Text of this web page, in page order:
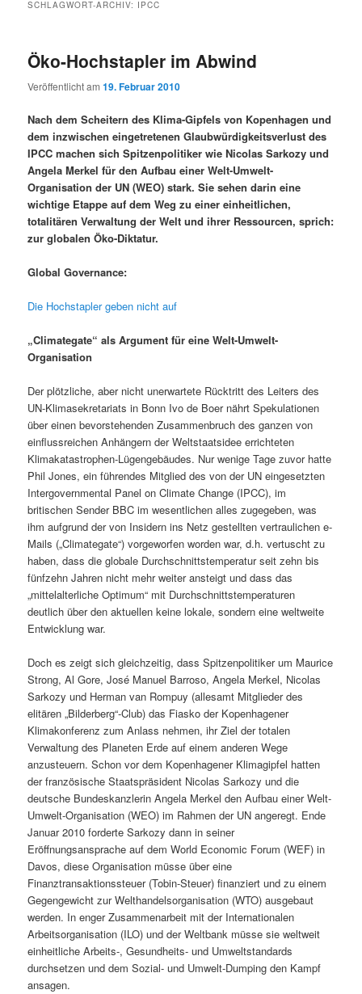
SCHLAGWORT-ARCHIV: IPCC
Öko-Hochstapler im Abwind
Veröffentlicht am19. Februar 2010
Nach dem Scheitern des Klima-Gipfels von Kopenhagen und
dem inzwischen eingetretenen Glaubwürdigkeitsverlust des
IPCC machen sich Spitzenpolitiker wie Nicolas Sarkozy und
Angela Merkel für den Aufbau einer Welt-Umwelt-
Organisation der UN (WEO) stark. Sie sehen darin eine
wichtige Etappe auf dem Weg zu einer einheitlichen,
totalitären Verwaltung der Welt und ihrer Ressourcen, sprich:
zur globalen Öko-Diktatur.
Global Governance:
Die Hochstapler geben nicht auf
„Climategate“ als Argument für eine Welt-Umwelt-
Organisation
Der plötzliche, aber nicht unerwartete Rücktritt des Leiters des
UN-Klimasekretariats in Bonn Ivo de Boer nährt Spekulationen
über einen bevorstehenden Zusammenbruch des ganzen von
einflussreichen Anhängern der Weltstaatsidee errichteten
Klimakatastrophen-Lügengebäudes. Nur wenige Tage zuvor hatte
Phil Jones, ein führendes Mitglied des von der UN eingesetzten
Intergovernmental Panel on Climate Change (IPCC), im
britischen Sender BBC im wesentlichen alles zugegeben, was
ihm aufgrund der von Insidern ins Netz gestellten vertraulichen e-
Mails („Climategate“) vorgeworfen worden war, d.h. vertuscht zu
haben, dass die globale Durchschnittstemperatur seit zehn bis
fünfzehn Jahren nicht mehr weiter ansteigt und dass das
„mittelalterliche Optimum“ mit Durchschnittstemperaturen
deutlich über den aktuellen keine lokale, sondern eine weltweite
Entwicklung war.
Doch es zeigt sich gleichzeitig, dass Spitzenpolitiker um Maurice
Strong, Al Gore, José Manuel Barroso, Angela Merkel, Nicolas
Sarkozy und Herman van Rompuy (allesamt Mitglieder des
elitären „Bilderberg“-Club) das Fiasko der Kopenhagener
Klimakonferenz zum Anlass nehmen, ihr Ziel der totalen
Verwaltung des Planeten Erde auf einem anderen Wege
anzusteuern. Schon vor dem Kopenhagener Klimagipfel hatten
der französische Staatspräsident Nicolas Sarkozy und die
deutsche Bundeskanzlerin Angela Merkel den Aufbau einer Welt-
Umwelt-Organisation (WEO) im Rahmen der UN angeregt. Ende
Januar 2010 forderte Sarkozy dann in seiner
Eröffnungsansprache auf dem World Economic Forum (WEF) in
Davos, diese Organisation müsse über eine
Finanztransaktionssteuer (Tobin-Steuer) finanziert und zu einem
Gegengewicht zur Welthandelsorganisation (WTO) ausgebaut
werden. In enger Zusammenarbeit mit der Internationalen
Arbeitsorganisation (ILO) und der Weltbank müsse sie weltweit
einheitliche Arbeits-, Gesundheits- und Umweltstandards
durchsetzen und dem Sozial- und Umwelt-Dumping den Kampf
ansagen.